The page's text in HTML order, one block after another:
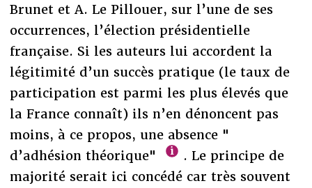
Brunet et A. Le Pillouer, sur l’une de ses
occurrences, l’élection présidentielle
française. Si les auteurs lui accordent la
légitimité d’un succès pratique (le taux de
participation est parmi les plus élevés que
la France connaît) ils n’en dénoncent pas
moins, à ce propos, une absence "
d’adhésion théorique"
. Le principe de
majorité serait ici concédé car très souvent